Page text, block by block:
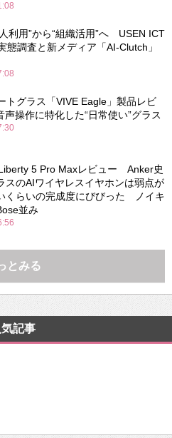
利用”から“組織活用”へ USEN ICT
態調査と新メディア「AI-Clutch」
トグラス「VIVE Eagle」製品レビ
操作に特化した“日常使い”グラス
5 Pro Maxレビュー Anker史
スのAIワイヤレスイヤホンは弱点が
くらいの完成度にびびった ノイキ
並み
とみる
気記事